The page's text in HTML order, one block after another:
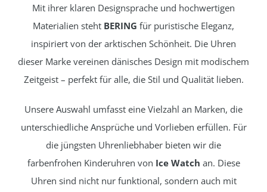
Mit ihrer klaren Designsprache und hochwertigen
Materialien steht BERING für puristische Eleganz,
inspiriert von der arktischen Schönheit. Die Uhren
dieser Marke vereinen dänisches Design mit modischem
Zeitgeist – perfekt für alle, die Stil und Qualität lieben.
Unsere Auswahl umfasst eine Vielzahl an Marken, die
unterschiedliche Ansprüche und Vorlieben erfüllen. Für
die jüngsten Uhrenliebhaber bieten wir die
farbenfrohen Kinderuhren von Ice Watch an. Diese
Uhren sind nicht nur funktional, sondern auch mit